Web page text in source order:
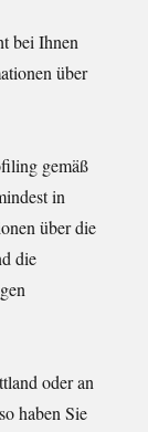
bei Ihnen
über
gemäß
in
über die
die
oder an
haben Sie